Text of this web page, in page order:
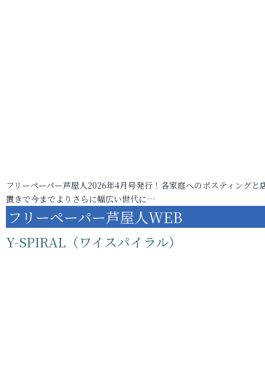
フリーペーパー芦屋人2026年4月号発行！各家庭へのポスティングと
置きで今までよりさらに幅広い世代に…
フリーペーパー芦屋人WEB
Y-SPIRAL（ワイスパイラル）